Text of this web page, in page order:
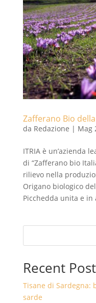
Zafferano Bio
da Redazione | Mag
ITRIA è un’azienda
di “Zafferano bio
rilievo nella
Origano biologico
Picchedda unita e
Recent
Tisane di Sardegna:
sarde